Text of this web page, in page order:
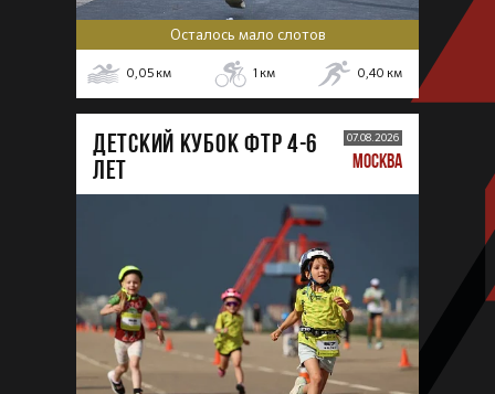
Осталось мало слотов
0,05 км 1 км 0,40 км
ДЕТСКИЙ КУБОК ФТР 4-6
лет
07.08.2026
МОСКВА